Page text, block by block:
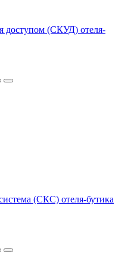
доступом (СКУД) отеля-
(СКС) отеля-бутика